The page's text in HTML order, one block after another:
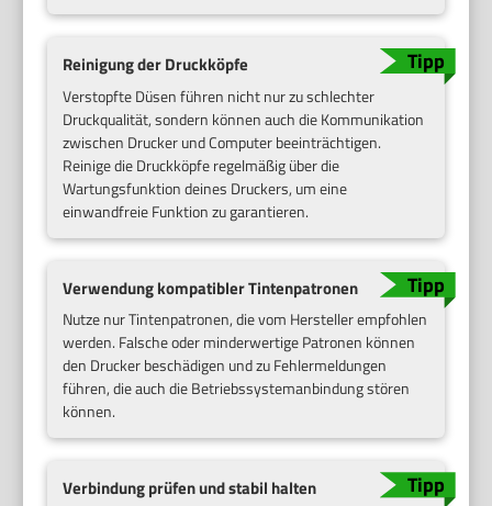
Reinigung der Druckköpfe
Verstopfte Düsen führen nicht nur zu schlechter
Druckqualität, sondern können auch die Kommunikation
zwischen Drucker und Computer beeinträchtigen.
Reinige die Druckköpfe regelmäßig über die
Wartungsfunktion deines Druckers, um eine
einwandfreie Funktion zu garantieren.
Verwendung kompatibler Tintenpatronen
Nutze nur Tintenpatronen, die vom Hersteller empfohlen
werden. Falsche oder minderwertige Patronen können
den Drucker beschädigen und zu Fehlermeldungen
führen, die auch die Betriebssystemanbindung stören
können.
Verbindung prüfen und stabil halten